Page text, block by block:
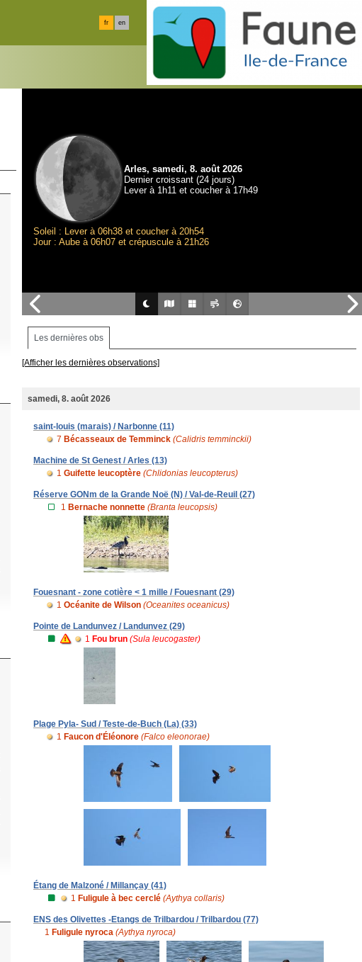
fr en
Arles, samedi, 8. août 2026
Dernier croissant (24 jours)
Lever à 1h11 et coucher à 17h49
Soleil : Lever à 06h38 et coucher à 20h54
Jour : Aube à 06h07 et crépuscule à 21h26
Les dernières obs
[Afficher les dernières observations]
samedi, 8. août 2026
saint-louis (marais) / Narbonne (11)
7 Bécasseaux de Temminck (Calidris temminckii)
Machine de St Genest / Arles (13)
1 Guifette leucoptère (Chlidonias leucopterus)
Réserve GONm de la Grande Noë (N) / Val-de-Reuil (27)
1 Bernache nonnette (Branta leucopsis)
Fouesnant - zone cotière < 1 mille / Fouesnant (29)
1 Océanite de Wilson (Oceanites oceanicus)
Pointe de Landunvez / Landunvez (29)
1 Fou brun (Sula leucogaster)
Plage Pyla- Sud / Teste-de-Buch (La) (33)
1 Faucon d'Éléonore (Falco eleonorae)
Étang de Malzoné / Millançay (41)
1 Fuligule à bec cerclé (Aythya collaris)
ENS des Olivettes -Etangs de Trilbardou / Trilbardou (77)
1 Fuligule nyroca (Aythya nyroca)